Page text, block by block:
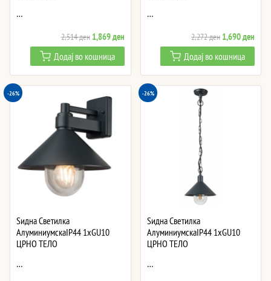
…
2,514ден Original
price
was:
2,514 ден.
1,869денCurrent
price
is:
1,869 ден.
Додај во кошница
…
2,272ден Original
price
was:
2,272 ден.
1,690ден
price
is:
Додај во кошница
-26%
Ѕидна Светилка
АлуминиумскаIP44 1xGU10
ЦРНО ТЕЛО
…
-26%
Ѕидна Светилка
АлуминиумскаIP44 1xGU10
ЦРНО ТЕЛО
…